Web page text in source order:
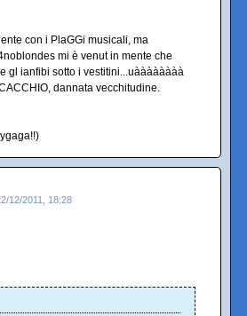
con i PlaGGi musicali, ma
mi è venut in mente che
gl ianfibi sotto i vestitini...uàààààààà
dannata vecchitudine.
12/2011, 18:28